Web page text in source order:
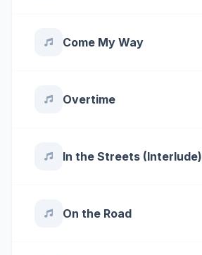
Come My Way
Overtime
In the Streets (Interlude)
On the Road